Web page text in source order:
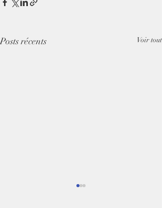
Posts récents Voir tout